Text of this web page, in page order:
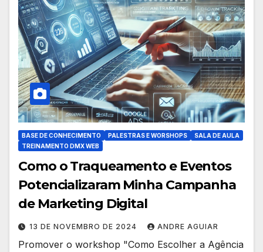
BASE DE CONHECIMENTO PALESTRAS E WORSHOPS
SALA DE AULA
TREINAMENTO DMX WEB
Como o Traqueamento e Eventos
Potencializaram Minha Campanha
de Marketing Digital
13 DE NOVEMBRO DE 2024 ANDRE AGUIAR
Promover o workshop "Como Escolher a Agência